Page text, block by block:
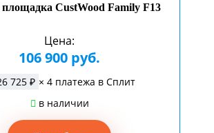
площадка CustWood Family F13
Цена:
106 900 руб.
725 ₽ × 4 платежа в Сплит
в наличии